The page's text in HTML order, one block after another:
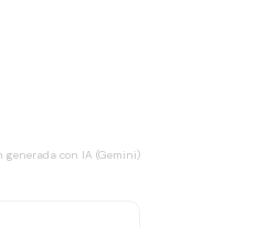
generada con IA (Gemini)